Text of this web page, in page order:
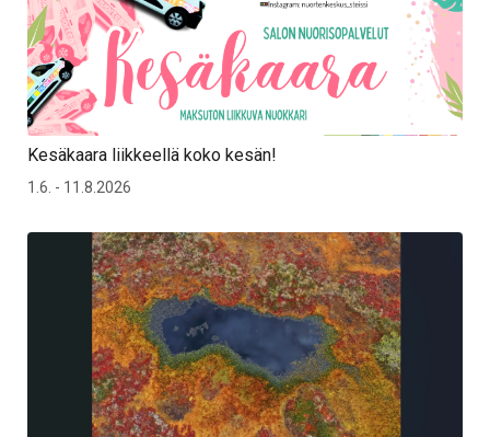
Kesäkaara liikkeellä koko kesän!
1.6. - 11.8.2026